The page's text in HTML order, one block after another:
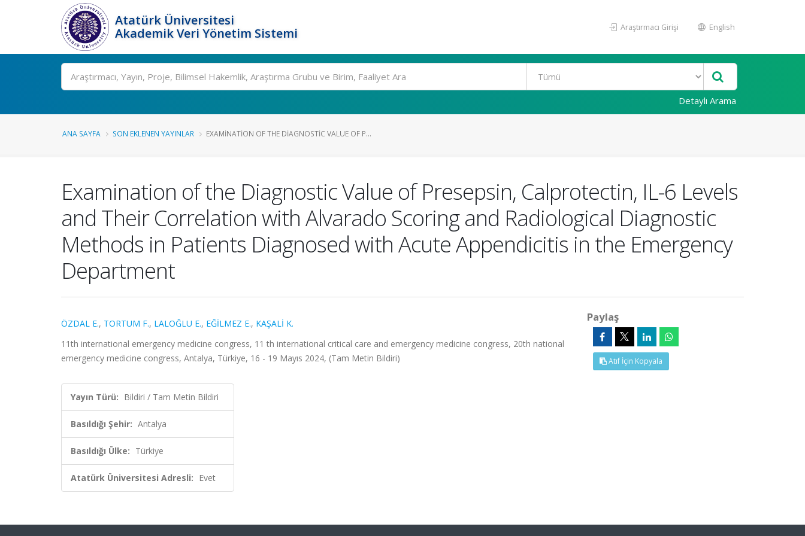
Atatürk Üniversitesi
Akademik Veri Yönetim Sistemi
Araştırmacı Girişi English
Ara
Detaylı Arama
ANA SAYFA SON EKLENEN YAYINLAR EXAMINATION OF THE DIAGNOSTIC VALUE OF P...
Examination of the Diagnostic Value of Presepsin, Calprotectin, IL-6 Levels
and Their Correlation with Alvarado Scoring and Radiological Diagnostic
Methods in Patients Diagnosed with Acute Appendicitis in the Emergency
Department
ÖZDAL E., TORTUM F., LALOĞLU E., EĞİLMEZ E., KAŞALİ K.
11th international emergency medicine congress, 11 th international critical care and emergency medicine congress, 20th national
emergency medicine congress, Antalya, Türkiye, 16 - 19 Mayıs 2024, (Tam Metin Bildiri)
Yayın Türü: Bildiri / Tam Metin Bildiri
Basıldığı Şehir: Antalya
Basıldığı Ülke: Türkiye
Atatürk Üniversitesi Adresli: Evet
Paylaş
Atıf İçin Kopyala